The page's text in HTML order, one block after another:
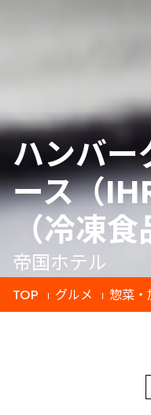
ハンバー
ース（
（冷凍食
帝国ホテル
TOP グルメ 惣菜・